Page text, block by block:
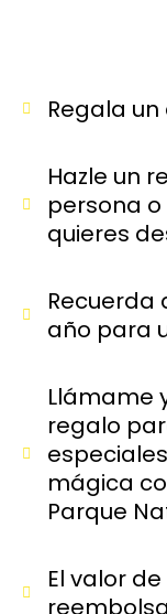
Regala
Hazle un
persona
quieres
Recuerda
año para
Llámame
regalo
mágica
Parque
El valor